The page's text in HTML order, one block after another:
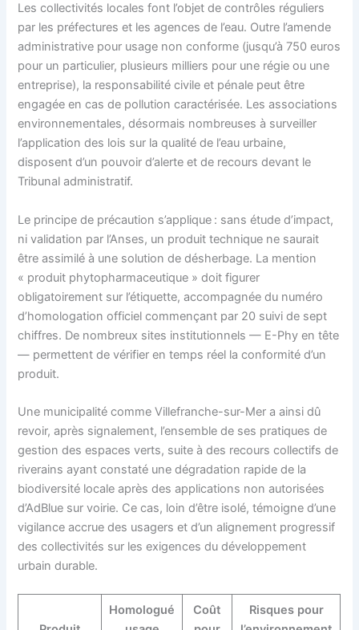
Les collectivités locales font l’objet de contrôles réguliers
par les préfectures et les agences de l’eau. Outre l’amende
administrative pour usage non conforme (jusqu’à 750 euros
pour un particulier, plusieurs milliers pour une régie ou une
entreprise), la responsabilité civile et pénale peut être
engagée en cas de pollution caractérisée. Les associations
environnementales, désormais nombreuses à surveiller
l’application des lois sur la qualité de l’eau urbaine,
disposent d’un pouvoir d’alerte et de recours devant le
Tribunal administratif.
Le principe de précaution s’applique : sans étude d’impact,
ni validation par l’Anses, un produit technique ne saurait
être assimilé à une solution de désherbage. La mention
« produit phytopharmaceutique » doit figurer
obligatoirement sur l’étiquette, accompagnée du numéro
d’homologation officiel commençant par 20 suivi de sept
chiffres. De nombreux sites institutionnels — E-Phy en tête
— permettent de vérifier en temps réel la conformité d’un
produit.
Une municipalité comme Villefranche-sur-Mer a ainsi dû
revoir, après signalement, l’ensemble de ses pratiques de
gestion des espaces verts, suite à des recours collectifs de
riverains ayant constaté une dégradation rapide de la
biodiversité locale après des applications non autorisées
d’AdBlue sur voirie. Ce cas, loin d’être isolé, témoigne d’une
vigilance accrue des usagers et d’un alignement progressif
des collectivités sur les exigences du développement
urbain durable.
Homologué
Coût
Risques pour